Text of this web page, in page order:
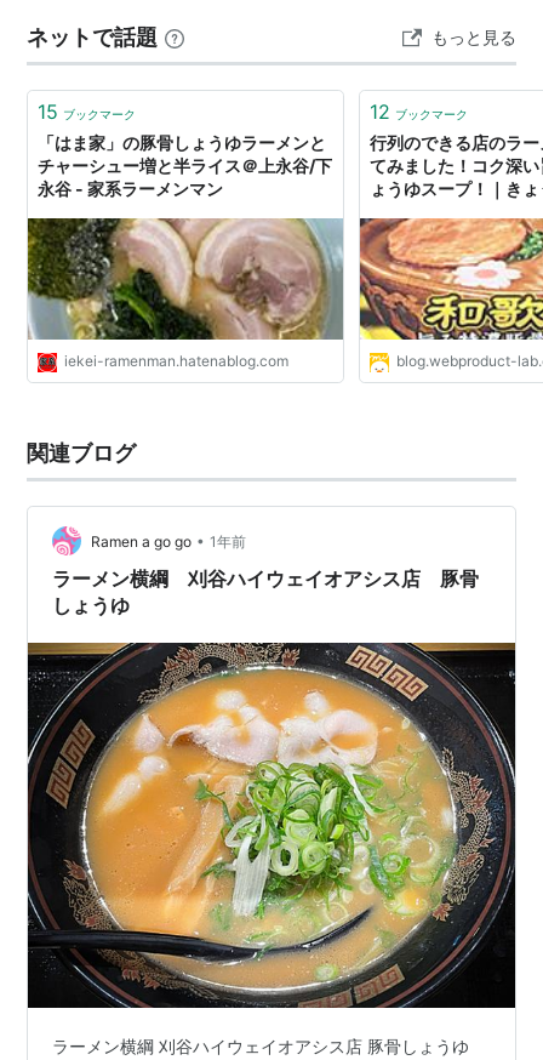
からは気分で席を選んでみよう。 今日の朝食もいいもの
だった。 今回のお店は刈谷ハイウェイ…
ネットで話題 もっと見る
15 ブックマーク
「はま家」の豚骨しょうゆラーメンと
チャーシュー増と半ライス＠上永谷/下
永谷 - 家系ラーメンマン
iekei-ramenman.hatenablog.com
12 ブックマーク
行列のできる店のラ
てみました！コク深
ょうゆスープ！｜き
blog.webproduct-
関連ブログ
Ramen a go go • 1年前
ラーメン横綱 刈谷ハイウェイオアシス店 豚骨
しょうゆ
ラーメン横綱 刈谷ハイウェイオアシス店 豚骨しょうゆ